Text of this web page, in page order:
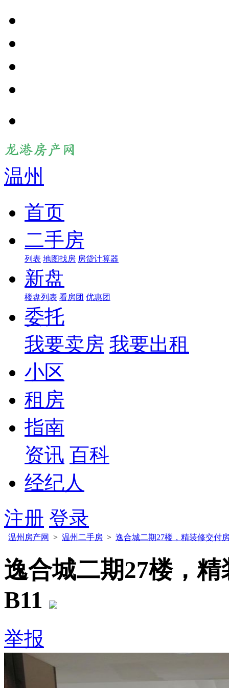
温州
首页
二手房
列表 地图找房 房贷计算器
新盘
楼盘列表 看房团 优惠团
委托
我要卖房 我要出租
小区
租房
指南
资讯 百科
经纪人
注册 登录
温州房产网 > 温州二手房 > 逸合城二期27楼，精装修交付
逸合城二期27楼，
B11
举报